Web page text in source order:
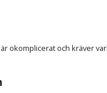
okomplicerat och kräver